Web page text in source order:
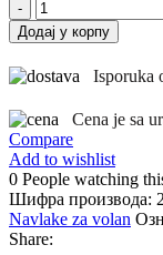
Navlaka
za
volan
siva
39cm
количина
Додај у корпу
Isporuka
Cena je sa
Compare
Add to wishlist
0 People watching
Шифра производа:
Navlake za volan
Share: